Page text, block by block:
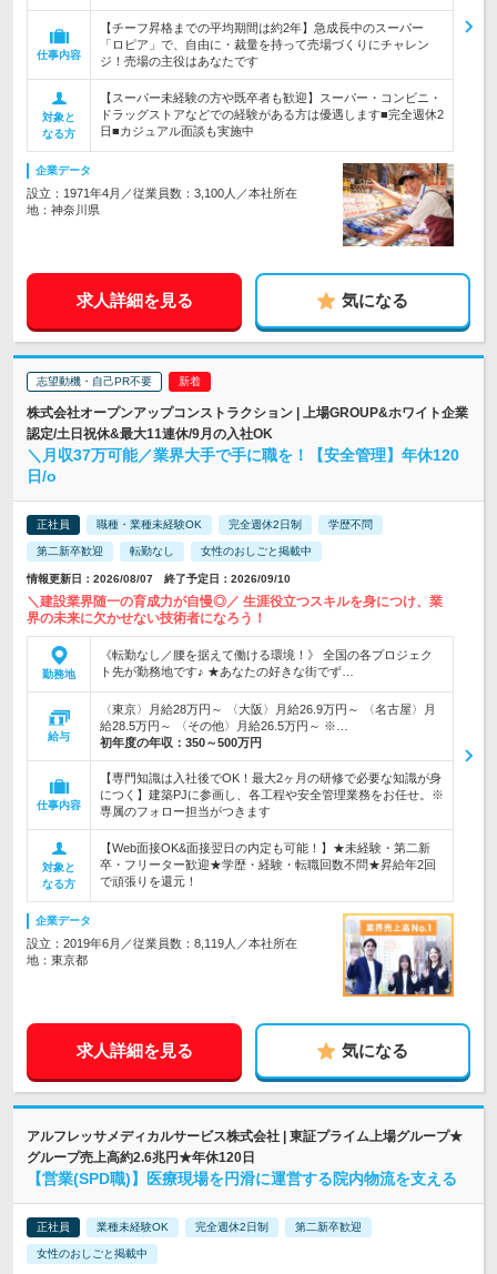
仕事内容
【チーフ昇格までの平均期間は約2年】急成長中のスーパー
「ロピア」で、自由に・裁量を持って売場づくりにチャレン
ジ！売場の主役はあなたです
対象と
なる方
【スーパー未経験の方や既卒者も歓迎】スーパー・コンビニ・
ドラッグストアなどでの経験がある方は優遇します■完全週休2
日■カジュアル面談も実施中
企業データ
設立：1971年4月／従業員数：3,100人／本社所在
地：神奈川県
求人詳細を見る 気になる
志望動機・自己PR不要
株式会社オープンアップコンストラクション | 上場GROUP&ホワイト企業
認定/土日祝休&最大11連休/9月の入社OK
＼月収37万可能／業界大手で手に職を！【安全管理】年休120
日/o
正社員 職種・業種未経験OK 完全週休2日制 学歴不問
第二新卒歓迎 転勤なし 女性のおしごと掲載中
情報更新日：2026/08/07 終了予定日：2026/09/10
＼建設業界随一の育成力が自慢◎／ 生涯役立つスキルを身につけ、業
界の未来に欠かせない技術者になろう！
勤務地
《転勤なし／腰を据えて働ける環境！》 全国の各プロジェク
ト先が勤務地です♪ ★あなたの好きな街でず…
給与
〈東京〉月給28万円～ 〈大阪〉月給26.9万円～ 〈名古屋〉月
給28.5万円～ 〈その他〉月給26.5万円～ ※…
初年度の年収： 350～500万円
仕事内容
【専門知識は入社後でOK！最大2ヶ月の研修で必要な知識が身
につく】建築PJに参画し、各工程や安全管理業務をお任せ。※
専属のフォロー担当がつきます
対象と
なる方
【Web面接OK&面接翌日の内定も可能！】★未経験・第二新
卒・フリーター歓迎★学歴・経験・転職回数不問★昇給年2回
で頑張りを還元！
企業データ
設立：2019年6月／従業員数：8,119人／本社所在
地：東京都
求人詳細を見る 気になる
アルフレッサメディカルサービス株式会社 | 東証プライム上場グループ★
グループ売上高約2.6兆円★年休120日
【営業(SPD職)】医療現場を円滑に運営する院内物流を支える
正社員 業種未経験OK 完全週休2日制 第二新卒歓迎
女性のおしごと掲載中